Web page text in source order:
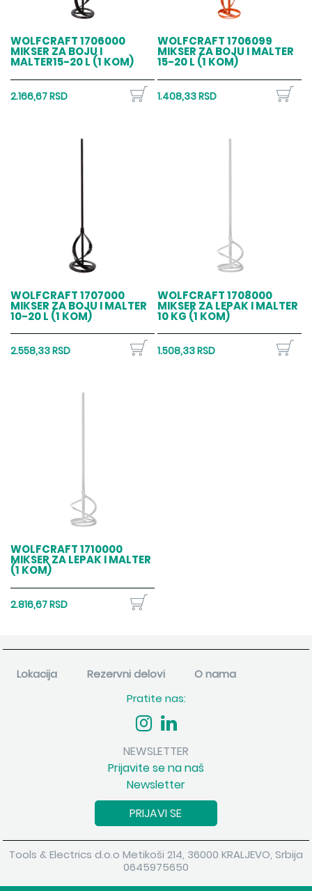
WOLFCRAFT 1706000
MIKSER ZA BOJU I
MALTER15-20 L (1 KOM)
2.166,67 RSD
WOLFCRAFT 1706099
MIKSER ZA BOJU I MALTER
15-20 L (1 KOM)
1.408,33 RSD
WOLFCRAFT 1707000
MIKSER ZA BOJU I MALTER
10-20 L (1 KOM)
2.558,33 RSD
WOLFCRAFT 1708000
MIKSER ZA LEPAK I MALTER
10 KG (1 KOM)
1.508,33 RSD
WOLFCRAFT 1710000
MIKSER ZA LEPAK I MALTER
(1 KOM)
2.816,67 RSD
Lokacija Rezervni delovi
O nama
Pratite nas:
NEWSLETTER
Prijavite se na naš
Newsletter
PRIJAVI SE
Tools & Electrics d.o.o Metikoši 214, 36000 KRALJEVO, Srbija
0645975650